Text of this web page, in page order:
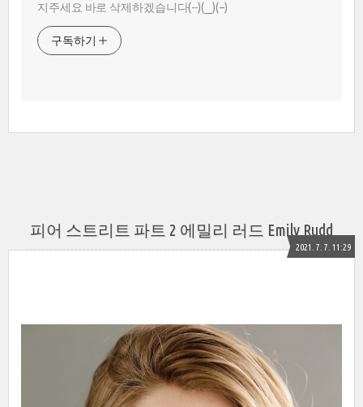
지주세요 바로 삭제하겠습니다(--)(__)(--)
구독하기
피어 스트리트 파트 2 에밀리 러드 Emily Rudd
2021. 7. 7. 11:29